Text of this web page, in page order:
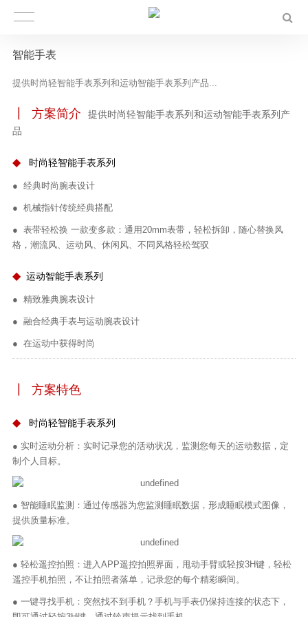
智能手表
提供时尚轻智能手表系列和运动智能手表系列产品...
方案简介
提供时尚轻智能手表系列和运动智能手表系列产
品
◆ 时尚轻智能手表系列
● 经典时尚腕表设计
● 机械指针传统经典搭配
● 表带轻松换 一款变多款：通用20mm表带，轻松拆卸，随心替换风
格，潮流风、运动风、休闲风、不同风格轻松驾驭
◆ 运动智能手表系列
● 精致雅典腕表设计
● 融合经典手表与运动腕表设计
● 在运动中获得时尚
方案特色
◆ 时尚轻智能手表系列
● 实时运动分析：实时记录您的活动状况，监测您每天的运动数据，定
制个人目标。
● 智能睡眠监测：通过传感器为您监测睡眠数据，形成睡眠模式图像，
提供质量标准。
● 轻松遥控拍照：进入APP遥控拍照界面，甩动手臂或轻按3H键，轻松
遥控手机拍照，不让拍照者落单，记录您的每个精彩瞬间。
● 一键寻找手机：突然找不到手机？手机与手表仍保持连接的状态下，